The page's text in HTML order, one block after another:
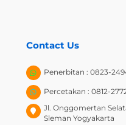
Contact Us
Penerbitan : 0823-
Percetakan : 0812-
Jl. Onggomertan
Sleman Yogyakarta